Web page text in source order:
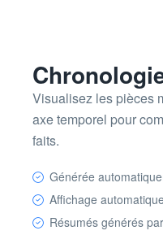
Visualisez les pièces
axe temporel pour
faits.
Générée
Affichage
Résumés générés